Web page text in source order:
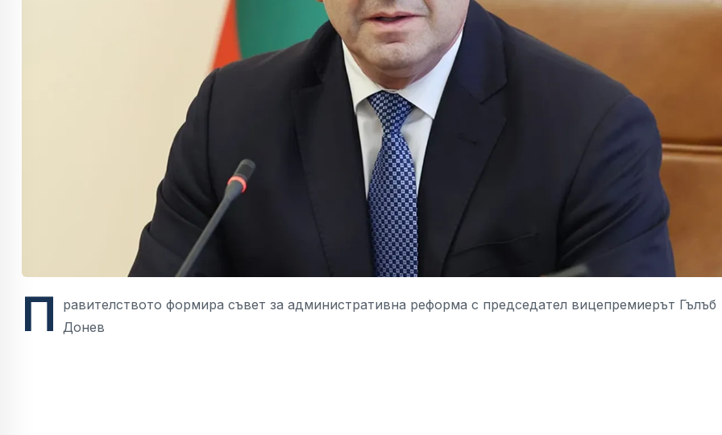
П
равителството формира съвет за административна реформа с председател вицепремиерът Гълъб
Донев